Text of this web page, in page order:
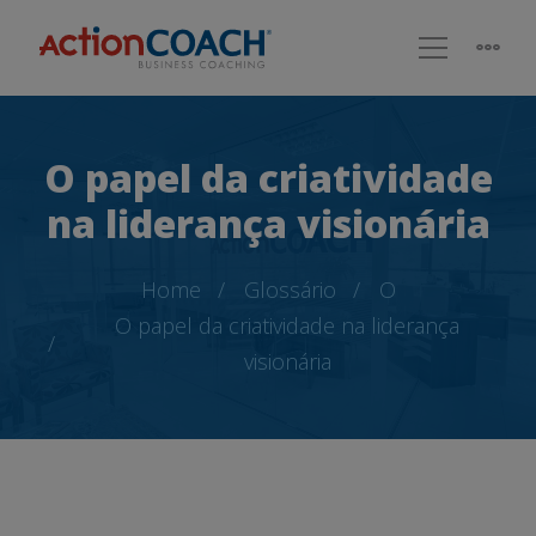
O papel da criatividade
na liderança visionária
Home Glossário
O
O papel da criatividade na liderança
visionária